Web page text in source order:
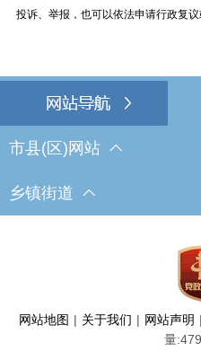
投诉、举报，也可以依法申请行政复议
市县(区)网站
乡镇街道
网站地图 | 关于我们 | 网站声明 |
量: